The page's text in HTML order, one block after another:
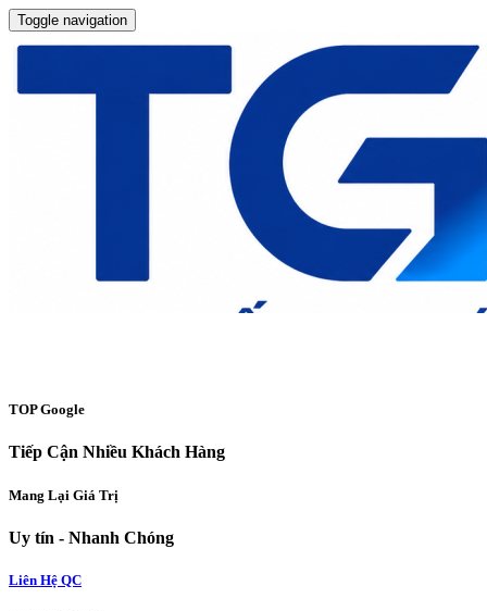
Toggle navigation
TOP Google
Tiếp Cận Nhiều Khách Hàng
Mang Lại Giá Trị
Uy tín - Nhanh Chóng
Liên Hệ QC